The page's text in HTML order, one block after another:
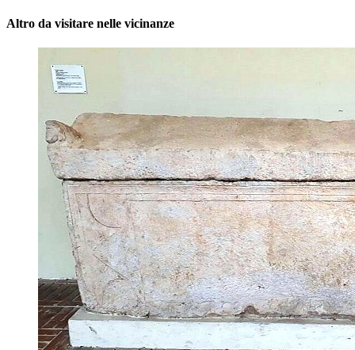
Altro da visitare nelle vicinanze